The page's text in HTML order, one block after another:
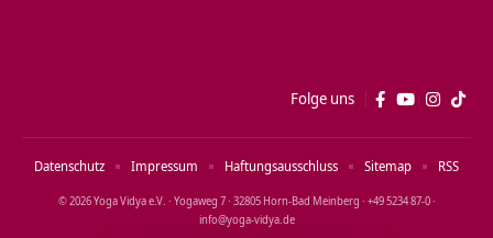
Folge uns
© 2026 Yoga Vidya e.V. · Yogaweg 7 · 32805 Horn‑Bad Meinberg · +49 5234 87‑0 ·
info@yoga‑vidya.de
Datenschutz Impressum Haftungsausschluss Sitemap RSS